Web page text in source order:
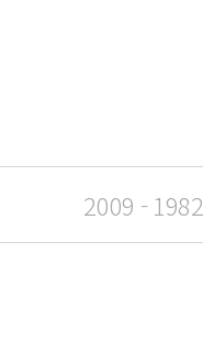
2009 - 1982